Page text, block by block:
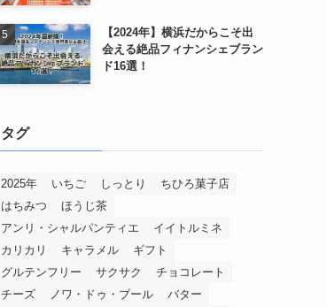
【2024年】横浜だからこそ出
会える絶品フィナンシェブラン
ド16選！
タグ
2025年 いちご しっとり
ちひろ菓子店
はちみつ
ほうじ茶
アンリ・シャルパンティエ
イイトルミネ
カリカリ
キャラメル
ギフト
グルテンフリー
サクサク
チョコレート
チーズ
ノワ・ドゥ・ブール
バター